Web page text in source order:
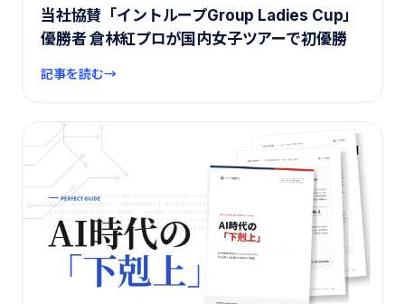
当社協賛「イントループGroup Ladies Cup」
優勝者 倉林紅プロが国内女子ツアーで初優勝
記事を読む